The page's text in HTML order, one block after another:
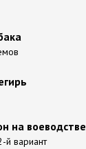
на воеводстве
й вариант